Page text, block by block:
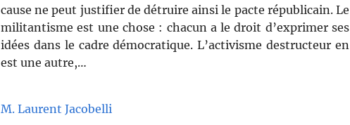
cause ne peut justifier de détruire ainsi le pacte républicain. Le
militantisme est une chose : chacun a le droit d’exprimer ses
idées dans le cadre démocratique. L’activisme destructeur en
est une autre,…
M. Laurent Jacobelli